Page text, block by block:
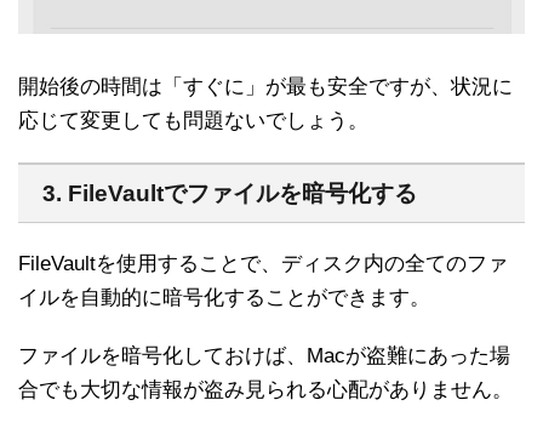
開始後の時間は「すぐに」が最も安全ですが、状況に
応じて変更しても問題ないでしょう。
3. FileVaultでファイルを暗号化する
FileVaultを使用することで、ディスク内の全てのファ
イルを自動的に暗号化することができます。
ファイルを暗号化しておけば、Macが盗難にあった場
合でも大切な情報が盗み見られる心配がありません。